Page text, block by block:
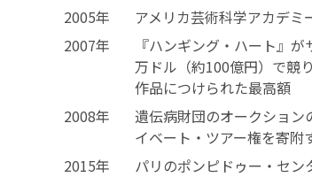
2005年
アメリカ芸術科学アカデミ
2007年
『ハンギング・ハート』
万ドル（約100億円）で競
作品につけられた最高額
2008年
遺伝病財団のオークション
イベート・ツアー権を寄附
2015年
パリのポンピドゥー・セン